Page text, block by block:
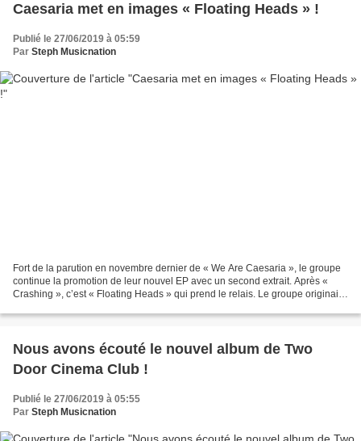
Caesaria met en images « Floating Heads » !
Publié le 27/06/2019 à 05:59
Par Steph Musicnation
Fort de la parution en novembre dernier de « We Are Caesaria », le groupe
continue la promotion de leur nouvel EP avec un second extrait. Après «
Crashing », c’est « Floating Heads » qui prend le relais. Le groupe originaire
Nous avons écouté le nouvel album de Two
Door Cinema Club !
Publié le 27/06/2019 à 05:55
Par Steph Musicnation